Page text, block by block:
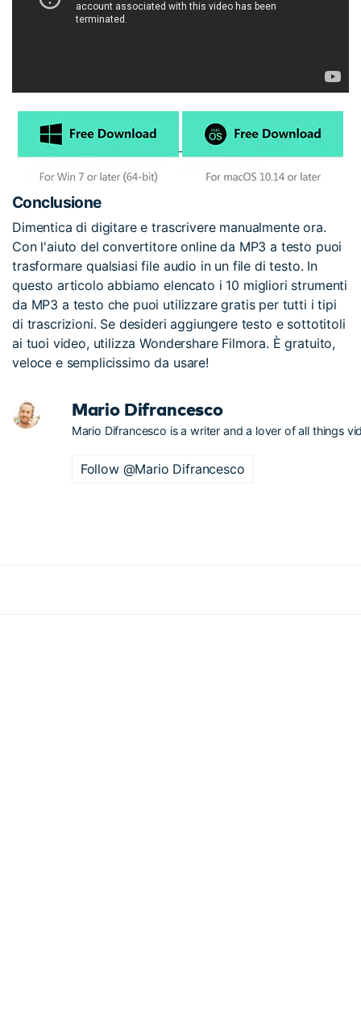
Conclusione
Dimentica di digitare e trascrivere manualmente ora.
Con l'aiuto del convertitore online da MP3 a testo puoi
trasformare qualsiasi file audio in un file di testo. In
questo articolo abbiamo elencato i 10 migliori strumenti
da MP3 a testo che puoi utilizzare gratis per tutti i tipi
di trascrizioni. Se desideri aggiungere testo e sottotitoli
ai tuoi video, utilizza Wondershare Filmora. È gratuito,
veloce e semplicissimo da usare!
Mario Difrancesco
Mario Difrancesco is a writer and a lover of all things
Follow @Mario Difrancesco